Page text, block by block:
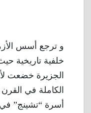
و ترجع أسس
خلفية تاريخية
الجزيرة خضعت
الكاملة في